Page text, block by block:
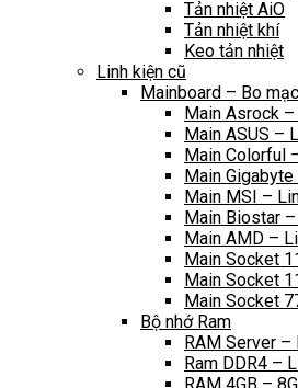
Tản nhiệt AiO
Tản nhiệt khí
Keo tản nhiệt
Linh kiện cũ
Mainboard – Bo
Main Asrock
Main ASUS –
Main Colorful
Main
Main MSI –
Main Biostar
Main AMD –
Main Socket
Main Socket
Main Socket
Bộ nhớ Ram
RAM Server –
Ram DDR4 –